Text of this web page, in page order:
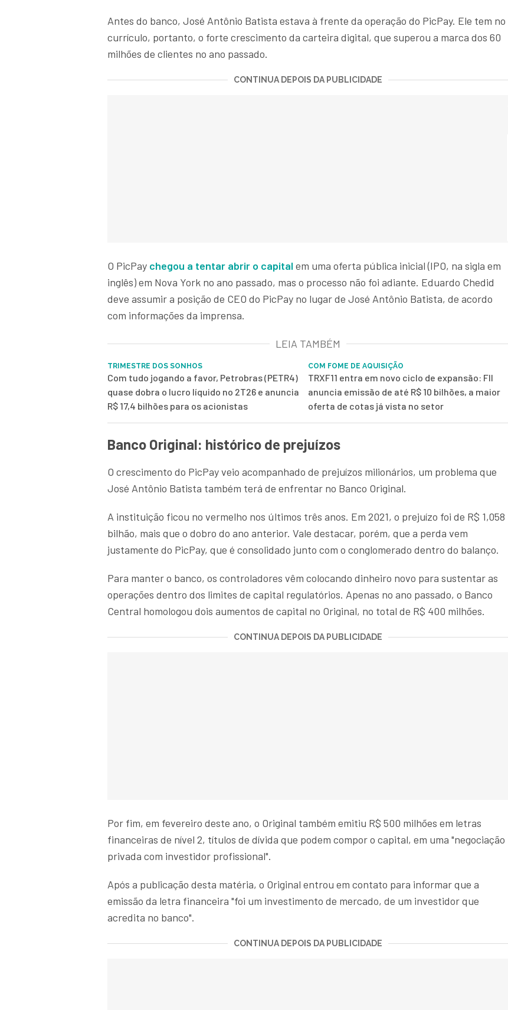
Antes do banco, José Antônio Batista estava à frente da operação do PicPay. Ele tem no
currículo, portanto, o forte crescimento da carteira digital, que superou a marca dos 60
milhões de clientes no ano passado.
CONTINUA DEPOIS DA PUBLICIDADE
O PicPay chegou a tentar abrir o capitalem uma oferta pública inicial (IPO, na sigla em
inglês) em Nova York no ano passado, mas o processo não foi adiante. Eduardo Chedid
deve assumir a posição de CEO do PicPay no lugar de José Antônio Batista, de acordo
com informações da imprensa.
LEIA TAMBÉM
TRIMESTRE DOS SONHOS
Com tudo jogando a favor, Petrobras (PETR4)
quase dobra o lucro líquido no 2T26 e anuncia
R$ 17,4 bilhões para os acionistas
COM FOME DE AQUISIÇÃO
TRXF11 entra em novo ciclo de expansão: FII
anuncia emissão de até R$ 10 bilhões, a maior
oferta de cotas já vista no setor
Banco Original: histórico de prejuízos
O crescimento do PicPay veio acompanhado de prejuízos milionários, um problema que
José Antônio Batista também terá de enfrentar no Banco Original.
A instituição ficou no vermelho nos últimos três anos. Em 2021, o prejuízo foi de R$ 1,058
bilhão, mais que o dobro do ano anterior. Vale destacar, porém, que a perda vem
justamente do PicPay, que é consolidado junto com o conglomerado dentro do balanço.
Para manter o banco, os controladores vêm colocando dinheiro novo para sustentar as
operações dentro dos limites de capital regulatórios. Apenas no ano passado, o Banco
Central homologou dois aumentos de capital no Original, no total de R$ 400 milhões.
CONTINUA DEPOIS DA PUBLICIDADE
Por fim, em fevereiro deste ano, o Original também emitiu R$ 500 milhões em letras
financeiras de nível 2, títulos de dívida que podem compor o capital, em uma "negociação
privada com investidor profissional".
Após a publicação desta matéria, o Original entrou em contato para informar que a
emissão da letra financeira "foi um investimento de mercado, de um investidor que
acredita no banco".
CONTINUA DEPOIS DA PUBLICIDADE